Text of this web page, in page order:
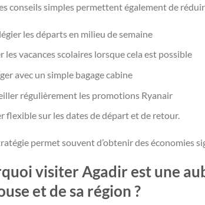
conseils simples permettent également de
les départs en milieu de semaine
les vacances scolaires lorsque cela est possible
avec un simple bagage cabine
régulièrement les promotions Ryanair
flexible sur les dates de départ et de retour.
permet souvent d’obtenir des économies
visiter Agadir est une
et de sa région ?